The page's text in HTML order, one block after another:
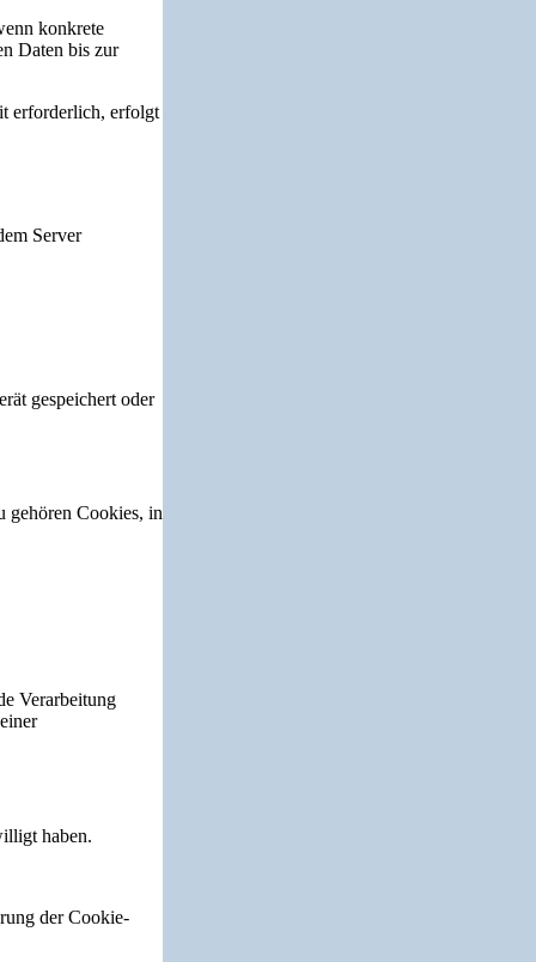
konkrete
Daten bis zur
erforderlich, erfolgt
Server
gespeichert oder
gehören Cookies, in
Verarbeitung
haben.
der Cookie-